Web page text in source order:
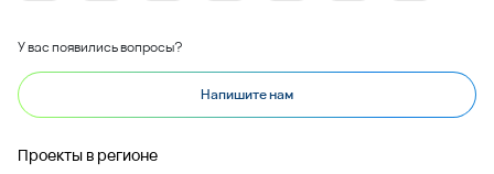
У вас появились вопросы?
Напишите нам
Проекты в регионе